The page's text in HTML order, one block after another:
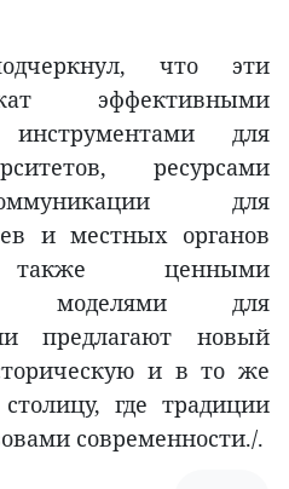
что эти
эффективными
инструментами для
ресурсами
для
и местных органов
ценными
моделями для
предлагают новый
и в то же
где традиции
современности./.